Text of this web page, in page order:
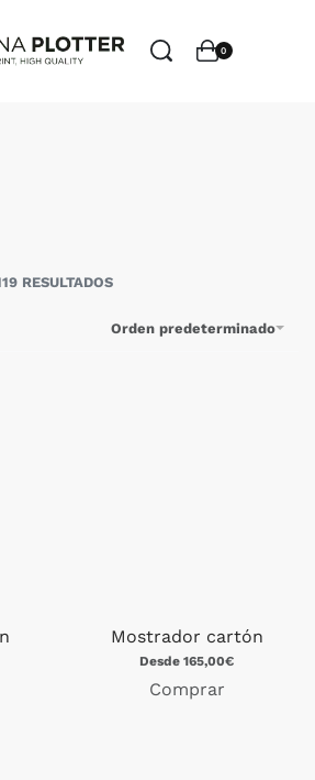
0
RESULTADOS
Orden predeterminado
Mostrador cartón
Desde 165,00€
Comprar